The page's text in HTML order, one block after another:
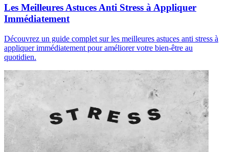
Les Meilleures Astuces Anti Stress à Appliquer
Immédiatement
Découvrez un guide complet sur les meilleures astuces anti stress à
appliquer immédiatement pour améliorer votre bien-être au
quotidien.